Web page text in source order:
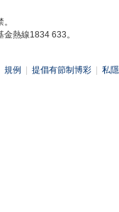
熱線1834 633。
規例 提倡有節制博彩 私